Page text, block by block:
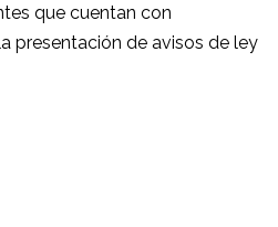
que cuentan con
presentación de avisos de ley